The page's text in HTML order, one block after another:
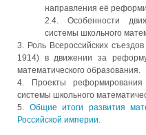
направления её
2.4. Особенности
системы школьного
3. Роль Всероссийских
1914) в движении за
математического образования.
4. Проекты реформирования
системы школьного
5. Общие итоги развития
Российской империи.